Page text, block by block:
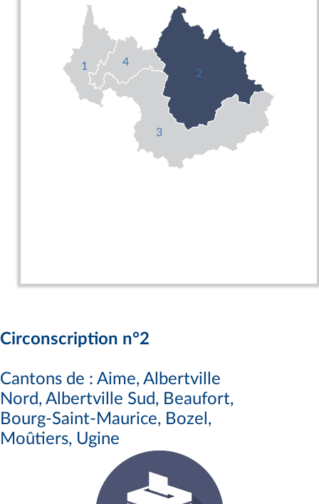
1
2
3
4
Circonscription n°2
Cantons de : Aime, Albertville
Nord, Albertville Sud, Beaufort,
Bourg-Saint-Maurice, Bozel,
Moûtiers, Ugine